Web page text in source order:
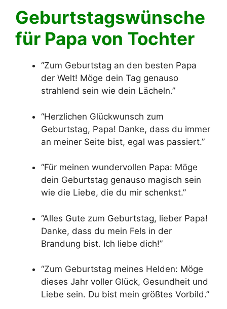
Geburtstagswünsche
für Papa von Tochter
“Zum Geburtstag an den besten Papa
der Welt! Möge dein Tag genauso
strahlend sein wie dein Lächeln.”
“Herzlichen Glückwunsch zum
Geburtstag, Papa! Danke, dass du immer
an meiner Seite bist, egal was passiert.”
“Für meinen wundervollen Papa: Möge
dein Geburtstag genauso magisch sein
wie die Liebe, die du mir schenkst.”
“Alles Gute zum Geburtstag, lieber Papa!
Danke, dass du mein Fels in der
Brandung bist. Ich liebe dich!”
“Zum Geburtstag meines Helden: Möge
dieses Jahr voller Glück, Gesundheit und
Liebe sein. Du bist mein größtes Vorbild.”